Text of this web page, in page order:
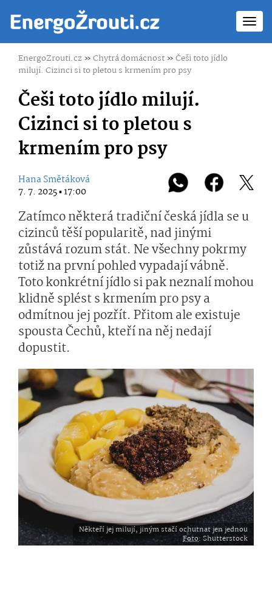
EnergoZrouti.cz»Chytrá domácnost»Češi toto jídlo
milují. Cizinci si to pletou s krmením pro psy
Češi toto jídlo milují.
Cizinci si to pletou s
krmením pro psy
Hana Smětáková
7. 7. 2025 ▪ 17:00
Zatímco některá tradiční česká jídla se u
cizinců těší popularitě, nad jinými
zůstává rozum stát. Ne všechny pokrmy
totiž na první pohled vypadají vábně.
Toto konkrétní jídlo si pak neznalí mohou
klidně splést s krmením pro psy a
odmítnou jej pozřít. Přitom ale existuje
spousta Čechů, kteří na něj nedají
dopustit.
Někteří jej milují, jiným stačí ochutnat jen jednou
Foto: Shutterstock